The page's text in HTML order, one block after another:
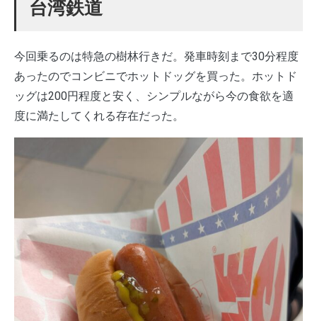
台湾鉄道
今回乗るのは特急の樹林行きだ。発車時刻まで30分程度
あったのでコンビニでホットドッグを買った。ホットド
ッグは200円程度と安く、シンプルながら今の食欲を適
度に満たしてくれる存在だった。